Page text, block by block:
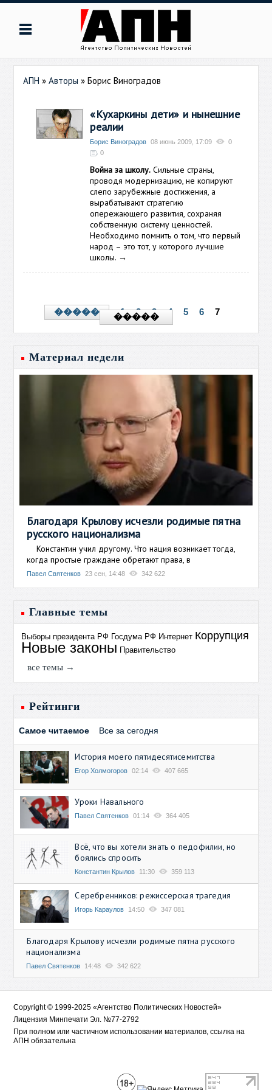
АПН »Авторы »Борис Виноградов
«Кухаркины дети» и нынешние
реалии
Борис Виноградов 08 июнь 2009, 17:09
0
0
Война за школу. Сильные страны,
проводя модернизацию, не копируют
слепо зарубежные достижения, а
вырабатывают стратегию
опережающего развития, сохраняя
собственную систему ценностей.
Необходимо помнить о том, что первый
народ – это тот, у которого лучшие
школы. →
����� 1 2 3 4 5 6 7
�����
Материал недели
Благодаря Крылову исчезли родимые пятна
русского национализма
Константин учил другому. Что нация возникает тогда,
когда простые граждане обретают права, в
Павел Святенков 23 сен, 14:48 342 622
Главные темы
Выборы президента РФ Госдума РФ Интернет Коррупция
Новые законы Правительство
все темы →
Рейтинги
Самое читаемое Все за сегодня
История моего пятидесятисемитства
Егор Холмогоров 02:14 407 665
Уроки Навального
Павел Святенков 01:14 364 405
Всё, что вы хотели знать о педофилии, но
боялись спросить
Константин Крылов 11:30 359 113
Серебренников: режиссерская трагедия
Игорь Караулов 14:50 347 081
Благодаря Крылову исчезли родимые пятна русского
национализма
Павел Святенков 14:48 342 622
Copyright © 1999-2025 «Агентство Политических Новостей»
Лицензия Минпечати Эл. №77-2792
При полном или частичном использовании материалов, ссылка на
АПН обязательна